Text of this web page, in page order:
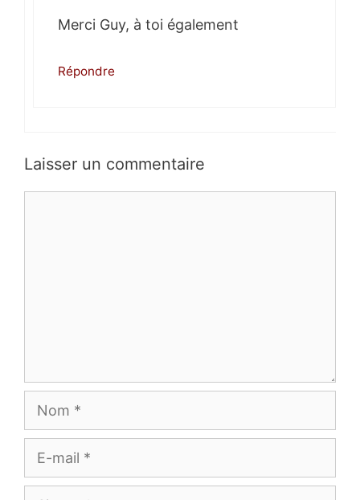
Merci Guy, à toi également
Répondre
Laisser un commentaire
Nom
E-
mail
Site